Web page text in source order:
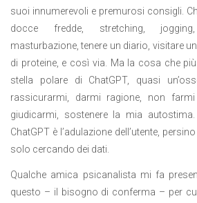
suoi innumerevoli e premurosi consigli.
docce fredde, stretching,
masturbazione, tenere un diario, visitare
di proteine, e così via. Ma la cosa che
stella polare di ChatGPT, quasi
rassicurarmi, darmi ragione, non
giudicarmi, sostenere la mia autostima.
ChatGPT è l’adulazione dell’utente,
solo cercando dei dati.
Qualche amica psicanalista mi fa
questo – il bisogno di conferma – per